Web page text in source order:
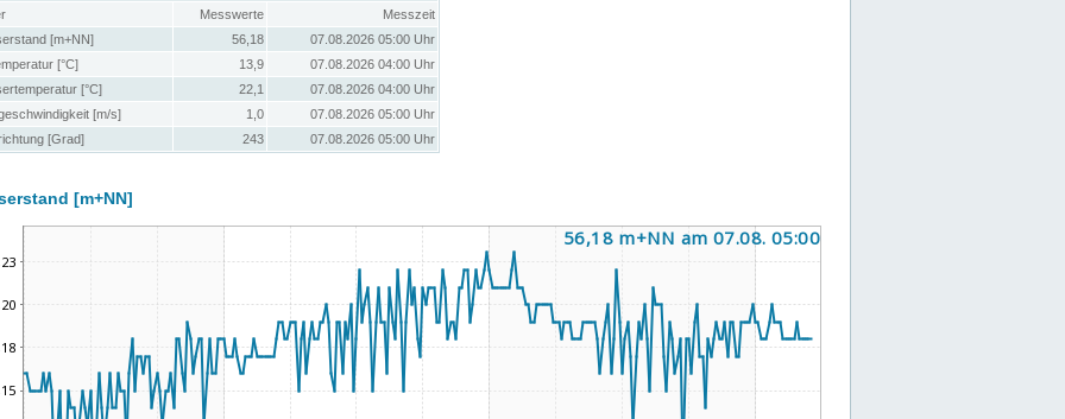
Messwerte
Messzeit
[m+NN]
56,18
07.08.2026 05:00 Uhr
[°C]
13,9
07.08.2026 04:00 Uhr
[°C]
22,1
07.08.2026 04:00 Uhr
[m/s]
1,0
07.08.2026 05:00 Uhr
[Grad]
243 07.08.2026 05:00 Uhr
[m+NN]